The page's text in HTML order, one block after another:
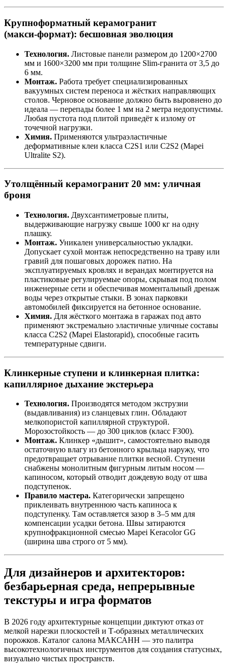
Крупноформатный керамогранит
(макси‑формат): бесшовная эволюция
Технология. Листовые панели размером до 1200×2700
мм и 1600×3200 мм при толщине Slim‑гранита от 3,5 до
6 мм.
Монтаж. Работа требует специализированных
вакуумных систем переноса и жёстких направляющих
столов. Черновое основание должно быть выровнено до
идеала — перепады более 1 мм на 2 метра недопустимы.
Любая пустота под плитой приведёт к излому от
точечной нагрузки.
Химия. Применяются ультраэластичные
деформативные клеи класса C2S1 или C2S2 (Mapei
Ultralite S2).
Утолщённый керамогранит 20 мм: уличная
броня
Технология. Двухсантиметровые плиты,
выдерживающие нагрузку свыше 1000 кг на одну
плашку.
Монтаж. Уникален универсальностью укладки.
Допускает сухой монтаж непосредственно на траву или
гравий для пошаговых дорожек патио. На
эксплуатируемых кровлях и верандах монтируется на
пластиковые регулируемые опоры, скрывая под полом
инженерные сети и обеспечивая моментальный дренаж
воды через открытые стыки. В зонах парковки
автомобилей фиксируется на бетонное основание.
Химия. Для жёсткого монтажа в гаражах под авто
применяют экстремально эластичные уличные составы
класса C2S2 (Mapei Elastorapid), способные гасить
температурные сдвиги.
Клинкерные ступени и клинкерная плитка:
капиллярное дыхание экстерьера
Технология. Производятся методом экструзии
(выдавливания) из сланцевых глин. Обладают
мелкопористой капиллярной структурой.
Морозостойкость — до 300 циклов (класс F300).
Монтаж. Клинкер «дышит», самостоятельно выводя
остаточную влагу из бетонного крыльца наружу, что
предотвращает отрывание плитки весной. Ступени
снабжены монолитным фигурным литым носом —
капиносом, который отводит дождевую воду от шва
подступенок.
Правило мастера. Категорически запрещено
приклеивать внутреннюю часть капиноса к
подступенку. Там оставляется зазор в 3–5 мм для
компенсации усадки бетона. Швы затираются
крупнофракционной смесью Mapei Keracolor GG
(ширина шва строго от 5 мм).
Для дизайнеров и архитекторов:
безбарьерная среда, непрерывные
текстуры и игра форматов
В 2026 году архитектурные концепции диктуют отказ от
мелкой нарезки плоскостей и Т‑образных металлических
порожков. Каталог салона МАКСАНН — это палитра
высокотехнологичных инструментов для создания статусных,
визуально чистых пространств.